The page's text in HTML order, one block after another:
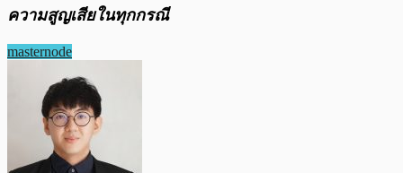
ความสูญเสียในทุกกรณี
masternode